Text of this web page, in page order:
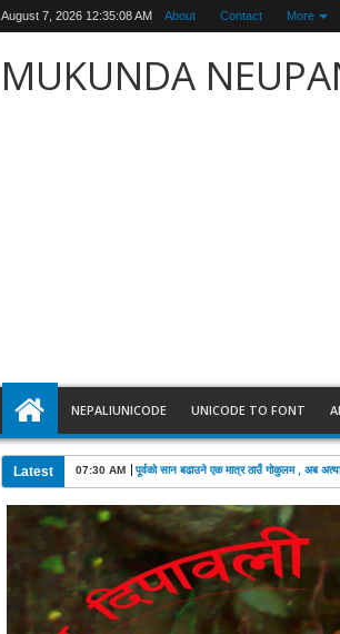
August 7, 2026 12:35:09 AM About Contact More
MUKUNDA
NEPALIUNICODE UNICODE TO FONT
Latest 03:28 AM खड्काको निधनमा कांग्रेसले पाँच दिन शोक मनाउने: